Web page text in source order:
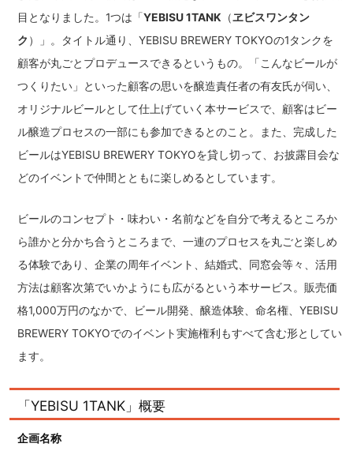
目となりました。1つは「YEBISU 1TANK （ヱビスワンタン
ク ）」。タイトル通り、YEBISU BREWERY TOKYOの1タンクを
顧客が丸ごとプロデュースできるというもの。「こんなビールが
つくりたい」といった顧客の思いを醸造責任者の有友氏が伺い、
オリジナルビールとして仕上げていく本サービスで、顧客はビー
ル醸造プロセスの一部にも参加できるとのこと。また、完成した
ビールはYEBISU BREWERY TOKYOを貸し切って、お披露目会な
どのイベントで仲間とともに楽しめるとしています。
ビールのコンセプト・味わい・名前などを自分で考えるところか
ら誰かと分かち合うところまで、一連のプロセスを丸ごと楽しめ
る体験であり、企業の周年イベント、結婚式、同窓会等々、活用
方法は顧客次第でいかようにも広がるという本サービス。販売価
格1,000万円のなかで、ビール開発、醸造体験、命名権、YEBISU
BREWERY TOKYOでのイベント実施権利もすべて含む形としてい
ます。
「YEBISU 1TANK」概要
企画名称